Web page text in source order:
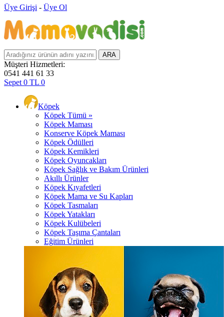
Üye Girişi - Üye Ol
Müşteri Hizmetleri:
0541 441 61 33
Sepet 0 TL 0
Köpek
Köpek Tümü »
Köpek Maması
Konserve Köpek Maması
Köpek Ödülleri
Köpek Kemikleri
Köpek Oyuncakları
Köpek Sağlık ve Bakım Ürünleri
Akıllı Ürünler
Köpek Kıyafetleri
Köpek Mama ve Su Kapları
Köpek Tasmaları
Köpek Yatakları
Köpek Kulübeleri
Köpek Taşıma Çantaları
Eğitim Ürünleri